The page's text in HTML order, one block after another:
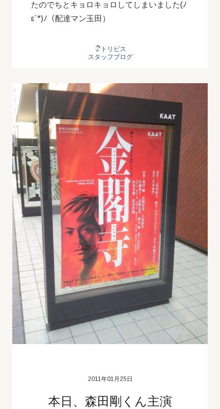
たのでちとキョロキョロしてしまいました(ﾉ
ε`*)ﾉ（配達マン玉田）
トリビス
スタッフブログ
2011年01月25日
本日、森田剛くん主演